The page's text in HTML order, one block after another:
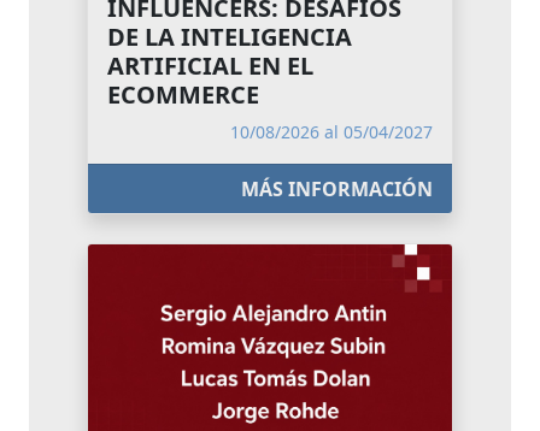
INFLUENCERS: DESAFÍOS
DE LA INTELIGENCIA
ARTIFICIAL EN EL
ECOMMERCE
10/08/2026 al 05/04/2027
MÁS INFORMACIÓN